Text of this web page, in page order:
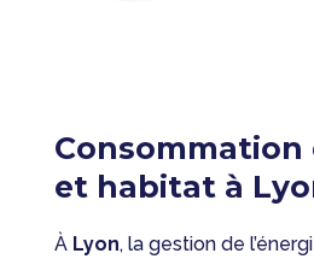
Consommation
et habitat à
À Lyon, la gestion de